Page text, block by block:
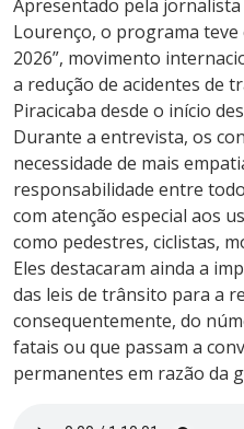
Apresentado pela
Lourenço, o programa teve
2026”, movimento
a redução de acidentes de
Piracicaba desde o início
Durante a entrevista, os
necessidade de mais
responsabilidade entre
com atenção especial aos
como pedestres, ciclistas,
Eles destacaram ainda a
das leis de trânsito para a
consequentemente, do
fatais ou que passam a
permanentes em razão da